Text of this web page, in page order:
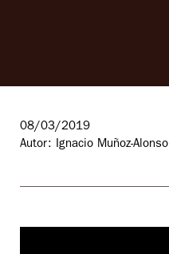
08/03/2019
Autor: Ignacio Muñoz-Alonso